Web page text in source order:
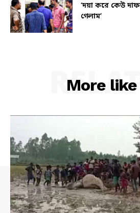
‘দয়া করে কেউ
গেলাম’
More